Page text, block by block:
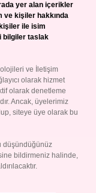
yer alan içerikler
ve kişiler hakkında
ile isim
bilgiler taslak
ve İletişim
olarak hizmet
olarak denetleme
Ancak, üyelerimiz
siteye üye olarak bu
düşündüğünüz
bildirmeniz halinde,